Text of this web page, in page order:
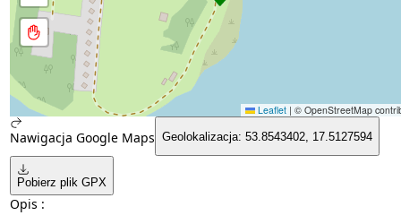
Leaflet | © OpenStreetMap
Nawigacja Google Maps Geolokalizacja: 53.8543402, 17.5127594
Pobierz plik GPX
Opis :